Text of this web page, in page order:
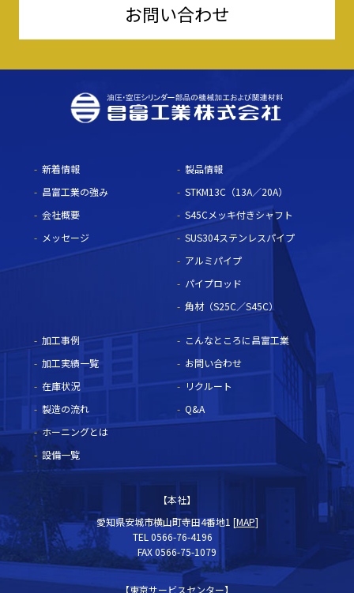
お問い合わせ
新着情報
昌富工業の強み
会社概要
メッセージ
製品情報
STKM13C（13A／20A）
S45Cメッキ付きシャフト
SUS304ステンレスパイプ
アルミパイプ
パイプロッド
角材（S25C／S45C）
加工事例
加工実績一覧
在庫状況
製造の流れ
ホーニングとは
設備一覧
こんなところに昌富工業
お問い合わせ
リクルート
Q&A
【本社】
愛知県安城市横山町寺田4番地1 [MAP]
TEL 0566-76-4196
FAX 0566-75-1079
【東京サービスセンター】